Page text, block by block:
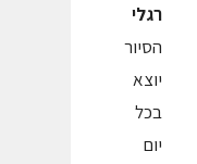
רגלי
הסיור
יוצא
בכל
יום